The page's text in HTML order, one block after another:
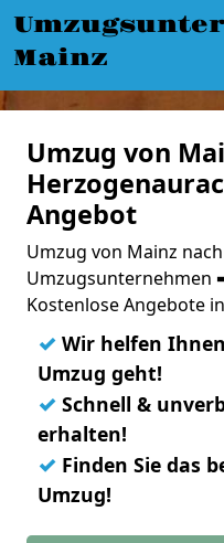
Mainz
Umzug von
Angebot
Umzug von Mainz
Umzugsunternehmen
Kostenlose Angebote
✓ Wir helfen
Umzug geht!
✓ Schnell &
erhalten!
✓ Finden Sie das
Umzug!